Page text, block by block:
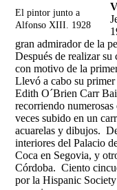
El pintor junto a
Alfonso XIII. 1928
gran admirador de la
Después de realizar
con motivo de la
Llevó a cabo su
Edith O´Brien Carr
recorriendo
veces subido en un
acuarelas y dibujos.
interiores del Palacio
Coca en Segovia, y
Córdoba. Ciento
por la Hispanic